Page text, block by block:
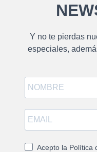
Y no te pierdas
especiales,
Acepto la Política